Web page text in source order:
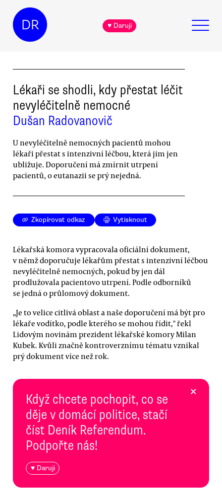
DR ♥ Daruji
Lékaři se shodli, kdy přestat léčit
nevyléčitelně nemocné
Dušan Radovanovič
U nevyléčitelně nemocných pacientů mohou
lékaři přestat s intenzivní léčbou, která jim jen
ubližuje. Doporučení má zmírnit utrpení
pacientů, o eutanazii se prý nejedná.
Zkopírovat odkaz Vytisknout
Lékařská komora vypracovala oficiální dokument,
v němž doporučuje lékařům přestat s intenzivní léčbou
nevyléčitelně nemocných, pokud by jen dál
prodlužovala pacientovo utrpení. Podle odborníků
se jedná o průlomový dokument.
„Je to velice citlivá oblast a naše doporučení má být pro
lékaře vodítko, podle kterého se mohou řídit," řekl
Lidovým novinám prezident lékařské komory Milan
Kubek. Kvůli značně kontroverznímu tématu vznikal
prý dokument více než rok.
Když chcete pochopit, co se
děje v domácí politice, stačí
číst Deník Referendum.
Podpořte nás!
♥ Daruji
×